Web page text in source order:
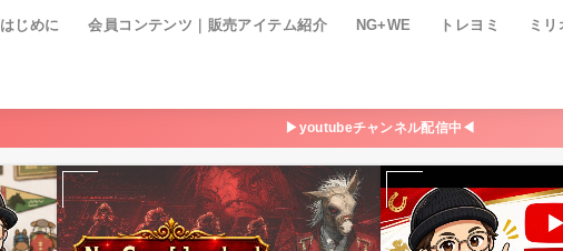
はじめに 会員コンテンツ｜販売アイテム紹介 NG+WE トレヨミ ミ
▶youtubeチャンネル配信中◀